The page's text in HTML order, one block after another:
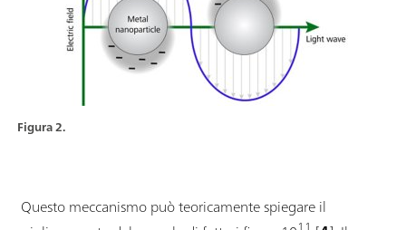
Figura 2.
Questo meccanismo può teoricamente spiegare il